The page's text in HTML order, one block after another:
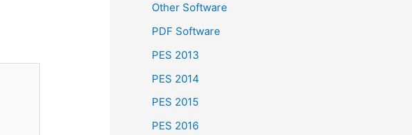
Other Software
PDF Software
PES 2013
PES 2014
PES 2015
PES 2016